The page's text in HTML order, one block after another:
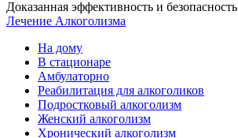
Доказанная эффективность и безопасность
Лечение Алкоголизма
На дому
В стационаре
Амбулаторно
Реабилитация для алкоголиков
Подростковый алкоголизм
Женский алкоголизм
Хронический алкоголизм